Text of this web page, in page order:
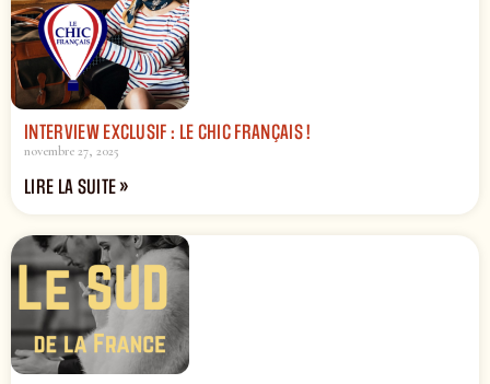
INTERVIEW EXCLUSIF : LE CHIC FRANÇAIS !
novembre 27, 2025
LIRE LA SUITE »